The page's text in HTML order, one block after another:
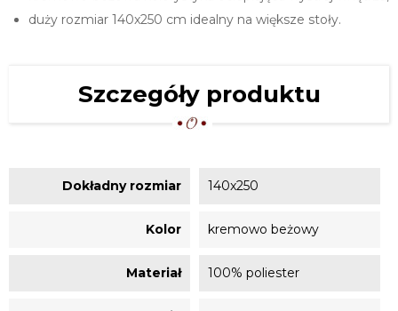
duży rozmiar 140x250 cm idealny na większe stoły.
Szczegóły produktu
Dokładny rozmiar 140x250
Kolor kremowo beżowy
Materiał 100% poliester